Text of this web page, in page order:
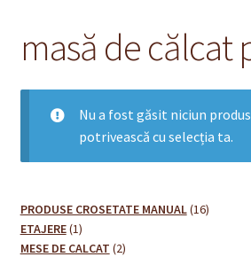
Contul meu
Coș
Cum cumpăr ?
Finalizare
masă de călcat
Nu a fost găsit niciun produs
potrivească cu selecția ta.
PRODUSE CROSETATE MANUAL 1616
ETAJERE 11
produs
MESE DE CALCAT 22